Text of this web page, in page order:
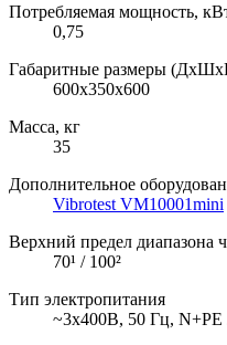
Потребляемая мощность,
0,75
Габаритные размеры
600x350x600
Масса, кг
35
Дополнительное
Vibrotest VM10001mini
Верхний предел диапазона
70¹ / 100²
Тип электропитания
~3х400В, 50 Гц,